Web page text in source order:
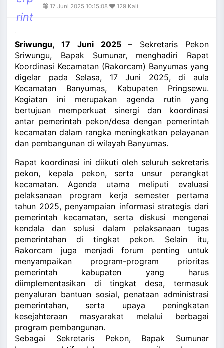
rint
17 Juni 2025 10:15:08 129 Kali
Sriwungu, 17 Juni 2025– Sekretaris Pekon
Sriwungu, Bapak Sumunar, menghadiri Rapat
Koordinasi Kecamatan (Rakorcam) Banyumas yang
digelar pada Selasa, 17 Juni 2025, di aula
Kecamatan Banyumas, Kabupaten Pringsewu.
Kegiatan ini merupakan agenda rutin yang
bertujuan memperkuat sinergi dan koordinasi
antar pemerintah pekon/desa dengan pemerintah
kecamatan dalam rangka meningkatkan pelayanan
dan pembangunan di wilayah Banyumas.
Rapat koordinasi ini diikuti oleh seluruh sekretaris
pekon, kepala pekon, serta unsur perangkat
kecamatan. Agenda utama meliputi evaluasi
pelaksanaan program kerja semester pertama
tahun 2025, penyampaian informasi strategis dari
pemerintah kecamatan, serta diskusi mengenai
kendala dan solusi dalam pelaksanaan tugas
pemerintahan di tingkat pekon. Selain itu,
Rakorcam juga menjadi forum penting untuk
menyampaikan program-program prioritas
pemerintah kabupaten yang harus
diimplementasikan di tingkat desa, termasuk
penyaluran bantuan sosial, penataan administrasi
pemerintahan, serta upaya peningkatan
kesejahteraan masyarakat melalui berbagai
program pembangunan.
Sebagai Sekretaris Pekon, Bapak Sumunar